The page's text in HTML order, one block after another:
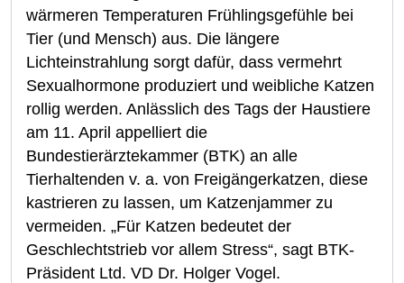
wärmeren Temperaturen Frühlingsgefühle bei
Tier (und Mensch) aus. Die längere
Lichteinstrahlung sorgt dafür, dass vermehrt
Sexualhormone produziert und weibliche Katzen
rollig werden. Anlässlich des Tags der Haustiere
am 11. April appelliert die
Bundestierärztekammer (BTK) an alle
Tierhaltenden v. a. von Freigängerkatzen, diese
kastrieren zu lassen, um Katzenjammer zu
vermeiden. „Für Katzen bedeutet der
Geschlechtstrieb vor allem Stress“, sagt BTK-
Präsident Ltd. VD Dr. Holger Vogel.